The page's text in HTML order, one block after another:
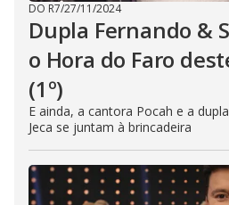
DO R7/27/11/2024
Dupla Fernando &
o Hora do Faro
(1º)
E ainda, a cantora Pocah e a
Jeca se juntam à brincadeira